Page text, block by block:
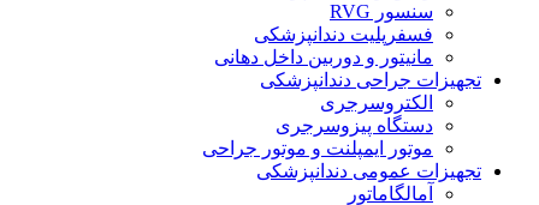
سنسور RVG
فسفرپلیت دندانپزشکی
مانیتور و دوربین داخل دهانی
تجهیزات جراحی دندانپزشکی
الکتروسرجری
دستگاه پیزوسرجری
موتور ایمپلنت و موتور جراحی
تجهیزات عمومی دندانپزشکی
آمالگاماتور